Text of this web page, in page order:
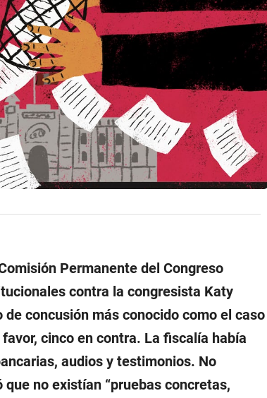
Permanente del Congreso
contra la congresista Katy
concusión más conocido como el caso
cinco en contra. La fiscalía había
audios y testimonios. No
no existían “pruebas concretas,